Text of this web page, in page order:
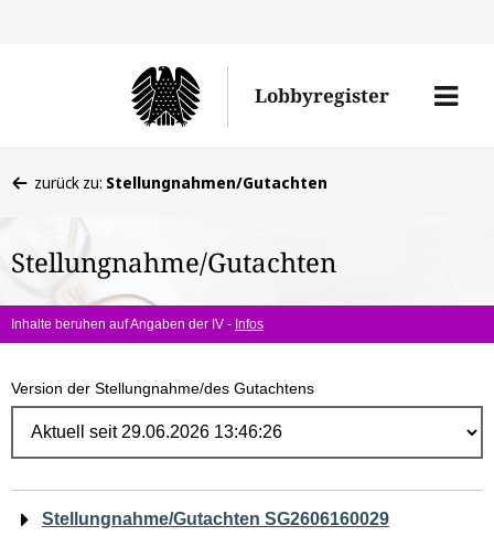
Lobbyregister
Menü
befinden
hier:
zurück zu: Stellungnahmen/Gutachten
Stellungnahme/Gutachten
Inhalte beruhen auf Angaben der IV - Infos
Version der Stellungnahme/des Gutachtens
Navigation
Stellungnahme/Gutachten SG2606160029